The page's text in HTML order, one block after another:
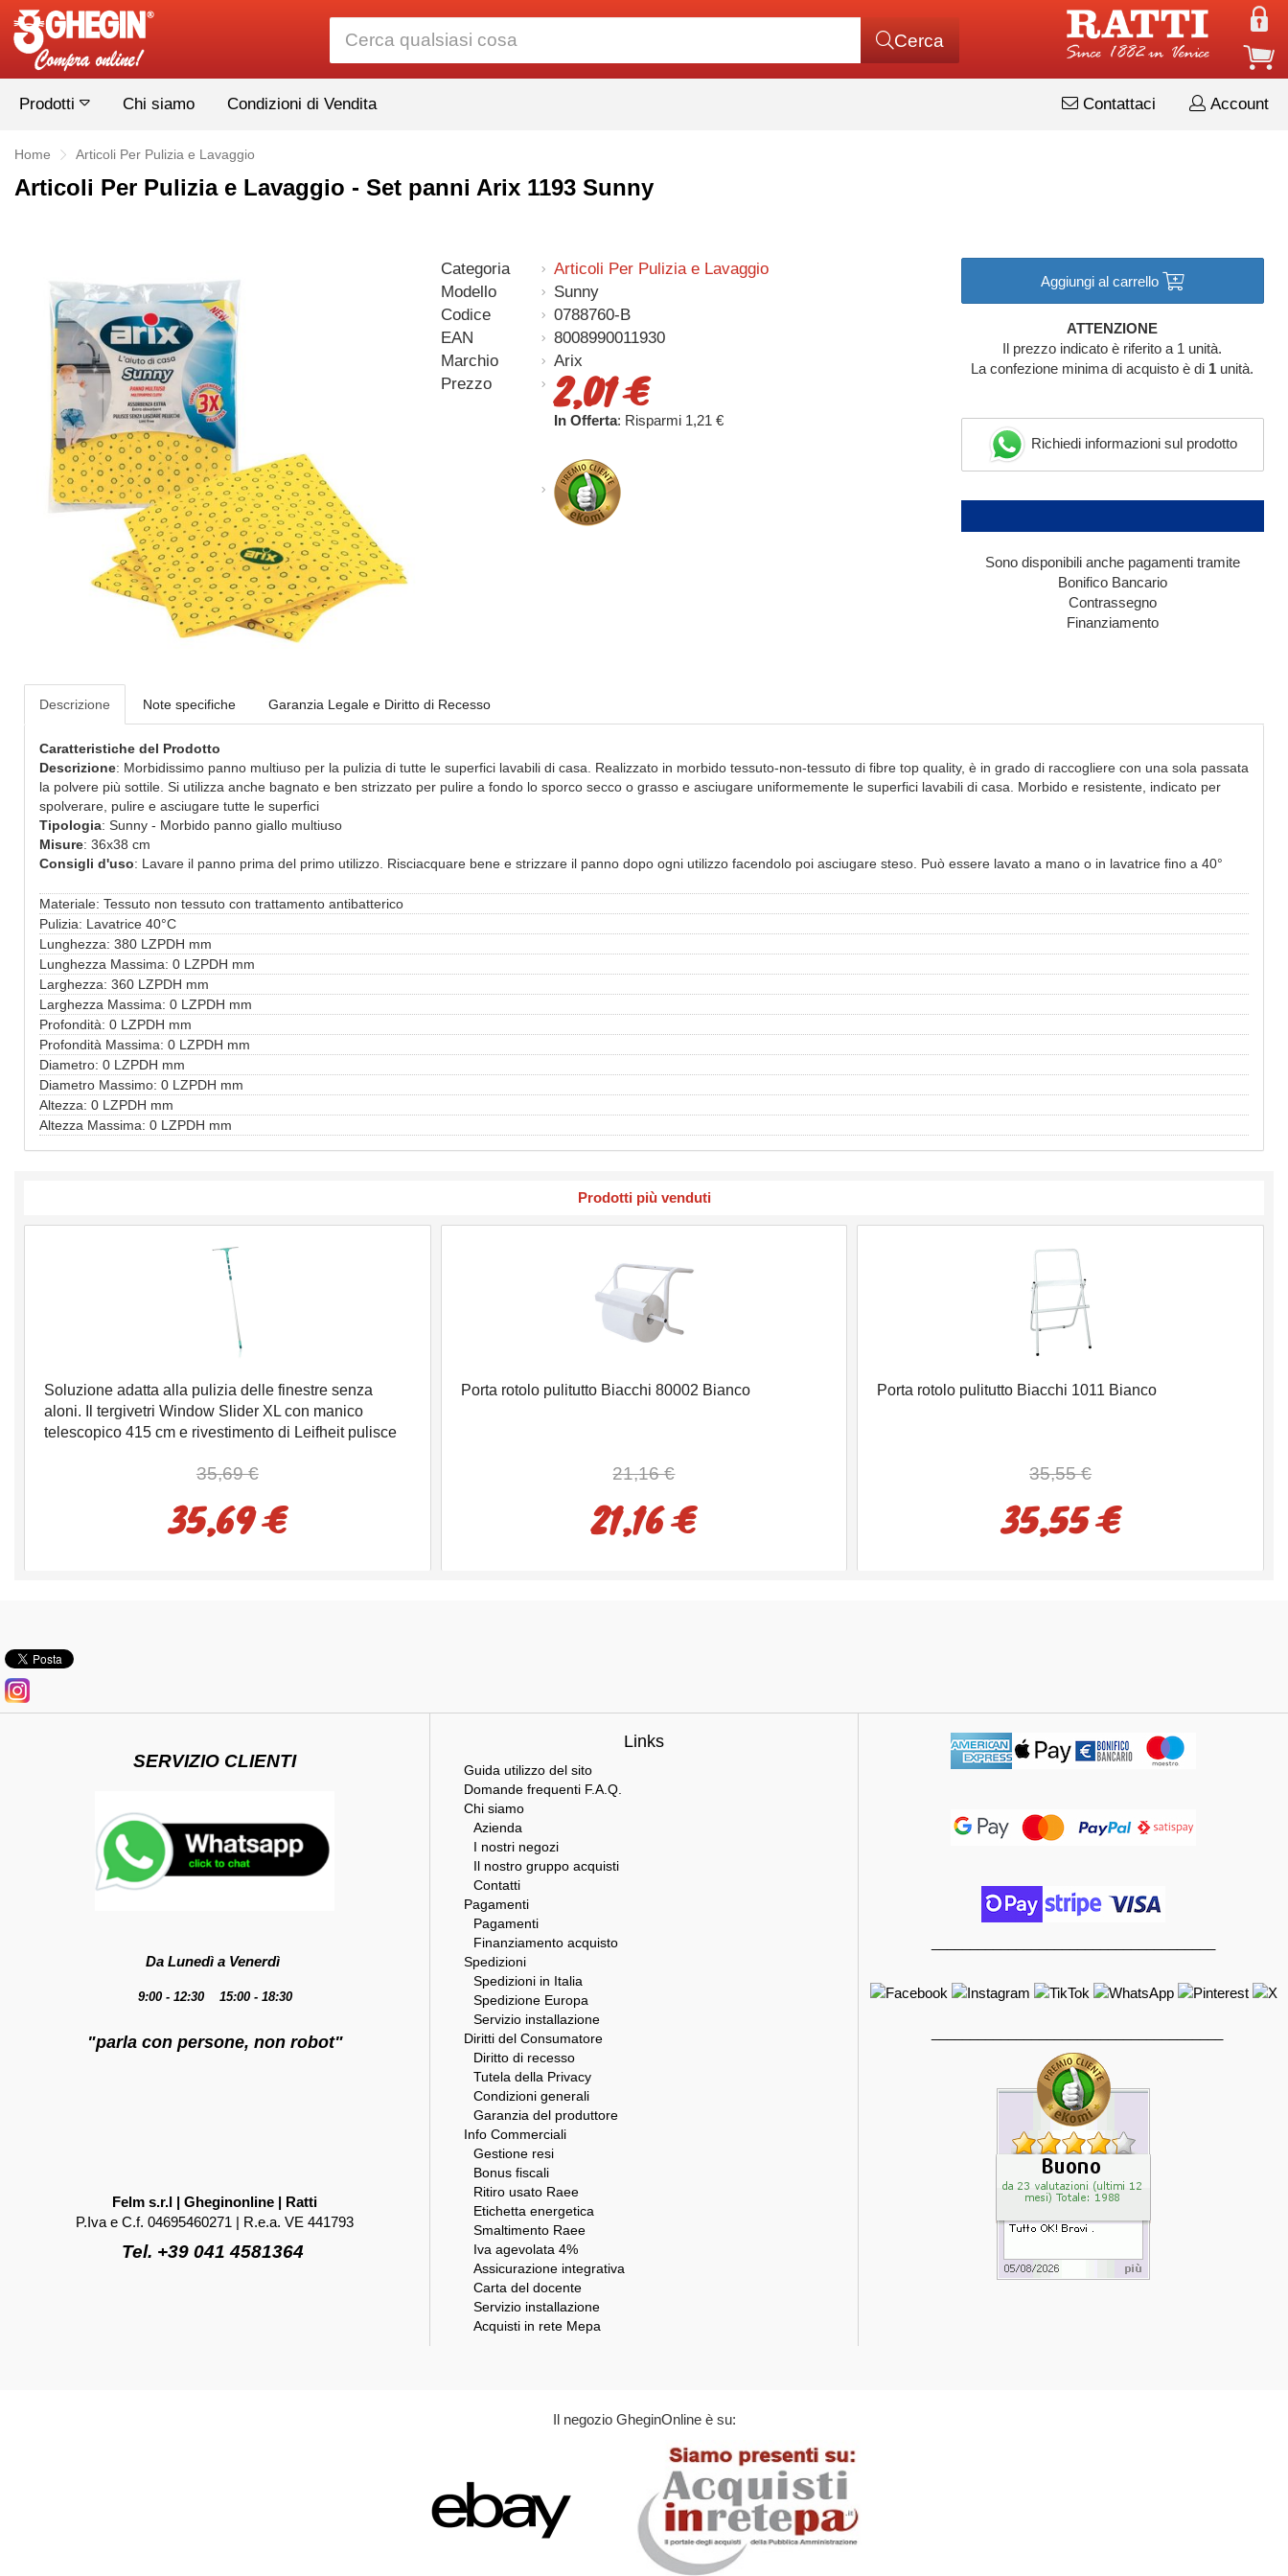
Cerca
Prodotti Chi siamo Condizioni di Vendita Account
Contattaci
Home Articoli Per Pulizia e Lavaggio
Articoli Per Pulizia e Lavaggio - Set panni Arix 1193 Sunny
Categoria
Articoli Per Pulizia e Lavaggio
Modello
Sunny
Codice
0788760-B
EAN
8008990011930
Marchio
Arix
Prezzo
2,01 €
In Offerta: Risparmi 1,21 €
Aggiungi al carrello
ATTENZIONE
Il prezzo indicato è riferito a 1 unità.
La confezione minima di acquisto è di 1 unità.
Richiedi informazioni sul prodotto
Sono disponibili anche pagamenti tramite
Bonifico Bancario
Contrassegno
Finanziamento
Descrizione Note specifiche Garanzia Legale e Diritto di Recesso
Caratteristiche del Prodotto
Descrizione: Morbidissimo panno multiuso per la pulizia di tutte le superfici lavabili di casa. Realizzato in morbido tessuto-non-tessuto di fibre top quality, è in grado di raccogliere con una sola passata
la polvere più sottile. Si utilizza anche bagnato e ben strizzato per pulire a fondo lo sporco secco o grasso e asciugare uniformemente le superfici lavabili di casa. Morbido e resistente, indicato per
spolverare, pulire e asciugare tutte le superfici
Tipologia: Sunny - Morbido panno giallo multiuso
Misure: 36x38 cm
Consigli d'uso: Lavare il panno prima del primo utilizzo. Risciacquare bene e strizzare il panno dopo ogni utilizzo facendolo poi asciugare steso. Può essere lavato a mano o in lavatrice fino a 40°
Materiale: Tessuto non tessuto con trattamento antibatterico
Pulizia: Lavatrice 40°C
Lunghezza: 380 LZPDH mm
Lunghezza Massima: 0 LZPDH mm
Larghezza: 360 LZPDH mm
Larghezza Massima: 0 LZPDH mm
Profondità: 0 LZPDH mm
Profondità Massima: 0 LZPDH mm
Diametro: 0 LZPDH mm
Diametro Massimo: 0 LZPDH mm
Altezza: 0 LZPDH mm
Altezza Massima: 0 LZPDH mm
Prodotti più venduti
Soluzione adatta alla pulizia delle finestre senza
aloni. Il tergivetri Window Slider XL con manico
telescopico 415 cm e rivestimento di Leifheit pulisce
Grazie al manico telescopico estraibile, il tergivetri
4,15 metri. Grazie a questa caratteristica è la
soluzione ideale per la pulizia delle finestre alte e dei
35,69 €
35,69 €
Porta rotolo pulitutto Biacchi 80002 Bianco
21,16 €
21,16 €
Porta rotolo pulitutto Biacchi 1011 Bianco
35,55 €
35,55 €
SERVIZIO CLIENTI
Da Lunedì a Venerdì
9:00 - 12:30 15:00 - 18:30
"parla con persone, non robot"
Felm s.r.l | Gheginonline | Ratti
P.Iva e C.f. 04695460271 | R.e.a. VE 441793
Tel. +39 041 4581364
Links
Guida utilizzo del sito
Domande frequenti F.A.Q.
Chi siamo
Azienda
I nostri negozi
Il nostro gruppo acquisti
Contatti
Pagamenti
Pagamenti
Finanziamento acquisto
Spedizioni
Spedizioni in Italia
Spedizione Europa
Servizio installazione
Diritti del Consumatore
Diritto di recesso
Tutela della Privacy
Condizioni generali
Garanzia del produttore
Info Commerciali
Gestione resi
Bonus fiscali
Ritiro usato Raee
Etichetta energetica
Smaltimento Raee
Iva agevolata 4%
Assicurazione integrativa
Carta del docente
Servizio installazione
Acquisti in rete Mepa
Il negozio GheginOnline è su: